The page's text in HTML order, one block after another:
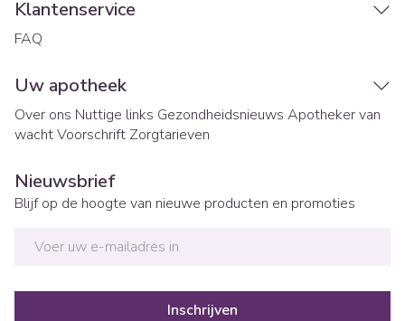
Klantenservice
FAQ
Uw apotheek
Over ons Nuttige links Gezondheidsnieuws Apotheker van
wachtVoorschrift Zorgtarieven
Nieuwsbrief
Blijf op de hoogte van nieuwe producten en promoties
Inschrijven